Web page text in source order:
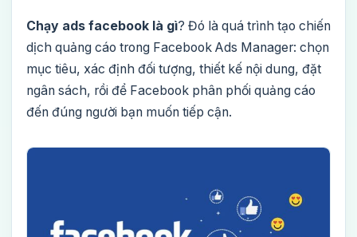
Chạy ads facebook là gì? Đó là quá trình tạo chiến
dịch quảng cáo trong Facebook Ads Manager: chọn
mục tiêu, xác định đối tượng, thiết kế nội dung, đặt
ngân sách, rồi để Facebook phân phối quảng cáo
đến đúng người bạn muốn tiếp cận.